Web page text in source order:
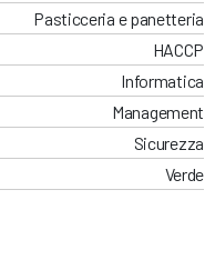
Pasticceria e panetteria
HACCP
Informatica
Management
Sicurezza
Verde